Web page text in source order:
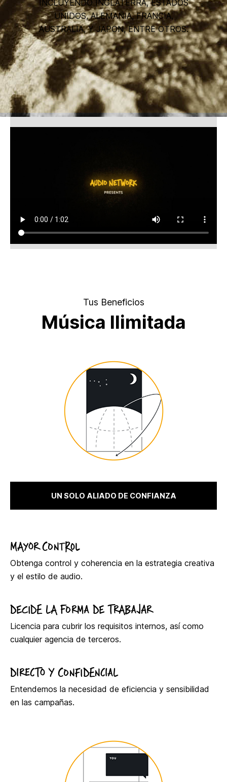
INCLUYENDO INGLATERRA, ESTADOS
UNIDOS, ALEMANIA, FRANCIA,
AUSTRALIA, Y JAPON, ENTRE OTROS.
Tus Beneficios
Música Ilimitada
UN SOLO ALIADO DE CONFIANZA
MAYOR CONTROL
Obtenga control y coherencia en la estrategia creativa
y el estilo de audio.
DECIDE LA FORMA DE TRABAJAR
Licencia para cubrir los requisitos internos, así como
cualquier agencia de terceros.
DIRECTO Y CONFIDENCIAL
Entendemos la necesidad de eficiencia y sensibilidad
en las campañas.